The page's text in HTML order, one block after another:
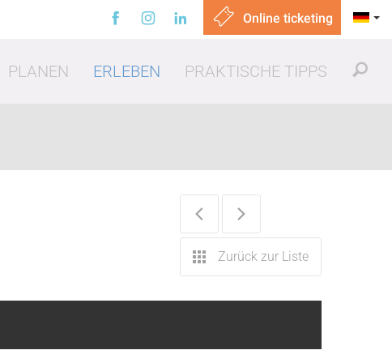
Online ticketing
PLANEN ERLEBEN PRAKTISCHE TIPPS
Zurück zur Liste